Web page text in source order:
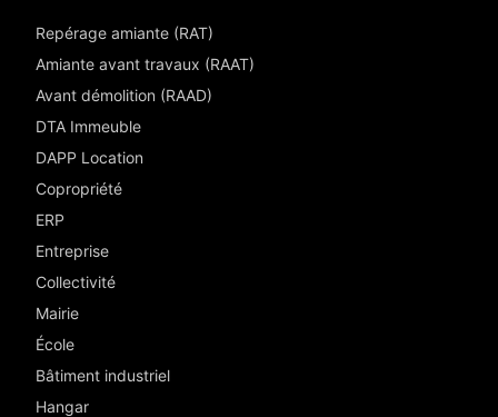
Repérage amiante (RAT)
Amiante avant travaux (RAAT)
Avant démolition (RAAD)
DTA Immeuble
DAPP Location
Copropriété
ERP
Entreprise
Collectivité
Mairie
École
Bâtiment industriel
Hangar